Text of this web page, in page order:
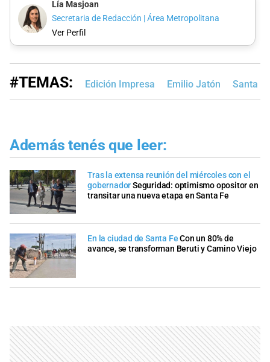
Lía Masjoan
Secretaria de Redacción | Área Metropolitana
Ver Perfil
#TEMAS: Edición Impresa Emilio Jatón Santa
Además tenés que leer:
Tras la extensa reunión del miércoles con el
gobernadorSeguridad: optimismo opositor en
transitar una nueva etapa en Santa Fe
En la ciudad de Santa FeCon un 80% de
avance, se transforman Beruti y Camino Viejo